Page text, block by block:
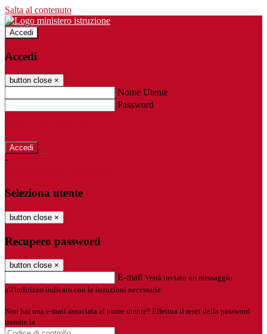
Salta al contenuto
Accedi
Accedi
button close ×
Nome Utente
Password
-
Seleziona utente
button close ×
Recupero password
button close ×
E-mail Verrà inviato un messaggio
all'indirizzo indicato con le istruzioni necessarie.
Non hai una e-mail associata al nome utente? Effettua il reset della password
tramite la